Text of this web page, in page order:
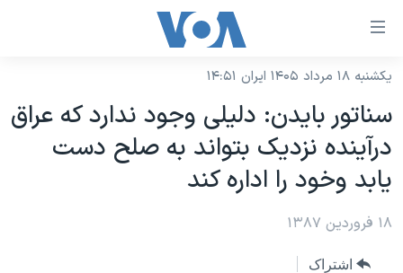
لینکهای
دسترسی
جهش
محتوای
اصلی
به
صفحه
نسخه سبک وب‌سایت
موضوع ها
ایران
آمریکا
جهان
برنامه های تلویزیونی
جدول برنامه ها
صفحه‌های ویژه
یکشنبه ۱۸ مرداد ۱۴۰۵ ایران ۱۴:۵۱
سناتور بايدن: دليلی وجود ندارد که عراق
درآينده نزديک بتواند به صلح دست
يابد وخود را اداره کند
۱۸ فروردین ۱۳۸۷
اشتراک